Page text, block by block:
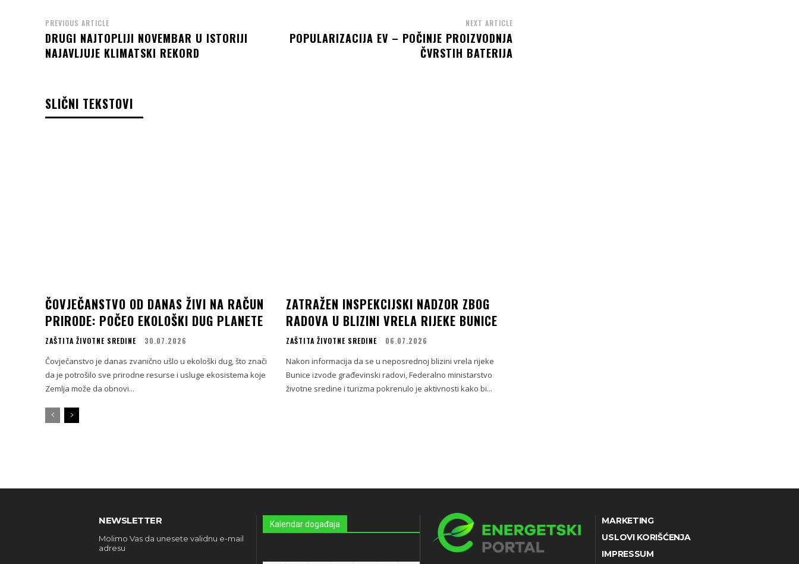
PREVIOUS ARTICLE
DRUGI NAJTOPLIJI NOVEMBAR U ISTORIJI
NAJAVLJUJE KLIMATSKI REKORD
NEXT ARTICLE
POPULARIZACIJA EV – POČINJE PROIZVODNJA
ČVRSTIH BATERIJA
SLIČNI TEKSTOVI
ČOVJEČANSTVO OD DANAS ŽIVI NA RAČUN
PRIRODE: POČEO EKOLOŠKI DUG PLANETE
ZAŠTITA ŽIVOTNE SREDINE 30.07.2026
Čovječanstvo je danas zvanično ušlo u ekološki dug, što znači
da je potrošilo sve prirodne resurse i usluge ekosistema koje
Zemlja može da obnovi...
ZATRAŽEN INSPEKCIJSKI NADZOR ZBOG
RADOVA U BLIZINI VRELA RIJEKE BUNICE
ZAŠTITA ŽIVOTNE SREDINE 06.07.2026
Nakon informacija da se u neposrednoj blizini vrela rijeke
Bunice izvode građevinski radovi, Federalno ministarstvo
životne sredine i turizma pokrenulo je aktivnosti kako bi...
NEWSLETTER
Molimo Vas da unesete validnu e-mail
adresu
Kalendar događaja
MARKETING
USLOVI KORIŠĆENJA
IMPRESSUM